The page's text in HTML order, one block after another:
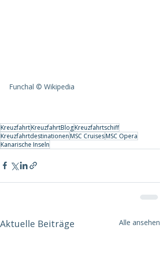
Funchal © Wikipedia
KreuzfahrtKreuzfahrtBlogKreuzfahrtschiff
KreuzfahrtdestinationenMSC CruisesMSC Opera
Kanarische Inseln
Aktuelle Beiträge Alle ansehen